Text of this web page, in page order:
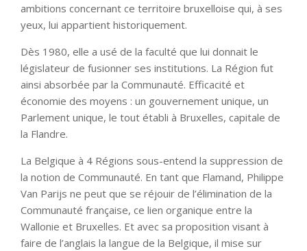
ambitions concernant ce territoire bruxelloise qui, à ses
yeux, lui appartient historiquement.
Dès 1980, elle a usé de la faculté que lui donnait le
législateur de fusionner ses institutions. La Région fut
ainsi absorbée par la Communauté. Efficacité et
économie des moyens : un gouvernement unique, un
Parlement unique, le tout établi à Bruxelles, capitale de
la Flandre.
La Belgique à 4 Régions sous-entend la suppression de
la notion de Communauté. En tant que Flamand, Philippe
Van Parijs ne peut que se réjouir de l’élimination de la
Communauté française, ce lien organique entre la
Wallonie et Bruxelles. Et avec sa proposition visant à
faire de l’anglais la langue de la Belgique, il mise sur